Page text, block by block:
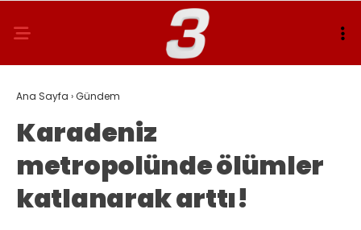
Ana Sayfa ›Gündem
Karadeniz
metropolünde ölümler
katlanarak arttı!